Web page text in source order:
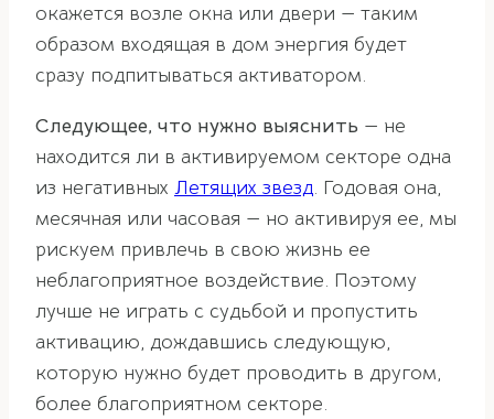
окажется возле окна или двери — таким
образом входящая в дом энергия будет
сразу подпитываться активатором.
Следующее, что нужно выяснить — не
находится ли в активируемом секторе одна
из негативных Летящих звезд. Годовая она,
месячная или часовая — но активируя ее, мы
рискуем привлечь в свою жизнь ее
неблагоприятное воздействие. Поэтому
лучше не играть с судьбой и пропустить
активацию, дождавшись следующую,
которую нужно будет проводить в другом,
более благоприятном секторе.